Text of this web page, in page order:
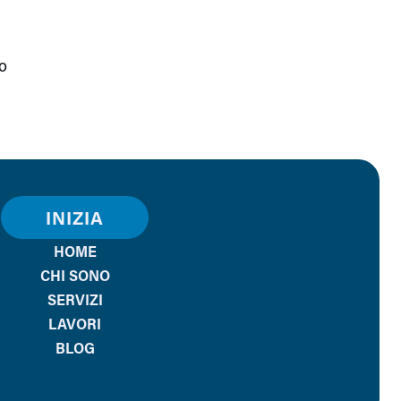
INIZIA
HOME
CHI SONO
SERVIZI
LAVORI
BLOG